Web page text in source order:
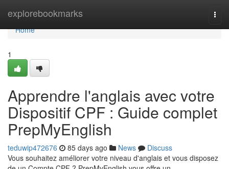
explorebookmarks
Home
Home
1
Apprendre l'anglais avec votre
Dispositif CPF : Guide complet
PrepMyEnglish
teduwip472676 85 days ago News
Discuss
Vous souhaitez améliorer votre niveau d'anglais et vous disposez